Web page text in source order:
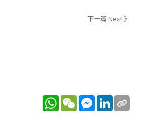
下一篇 Next 》
WhatsApp
WeChatMessenger
LinkedIn